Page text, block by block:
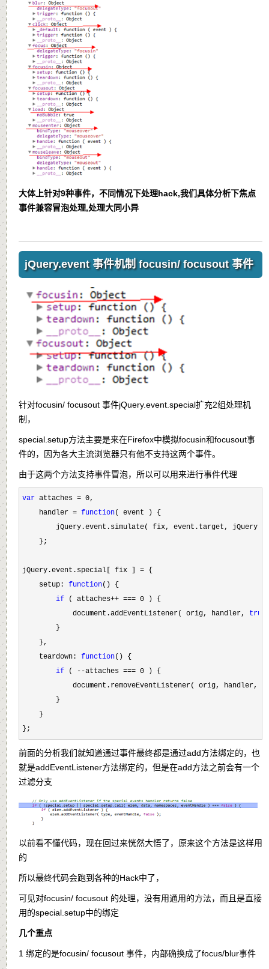
大体上针对9种事件，不同情况下处理hack,我们具体分析下焦点
事件兼容冒泡处理,处理大同小异
jQuery.event 事件机制 focusin/ focusout 事件
针对focusin/ focusout 事件jQuery.event.special扩充2组处理机
制，
special.setup方法主要是来在Firefox中模拟focusin和focusout事
件的，因为各大主流浏览器只有他不支持这两个事件。
由于这两个方法支持事件冒泡，所以可以用来进行事件代理
var attaches = 0,
    handler
= function( event ) {
jQuery.event.simulate( fix, event.target,
    };
jQuery.event.special[ fix ] = {
    setup:
function() {
if ( attaches++ === 0 ) {
            document.addEventListener( orig, handler,
true
        }
    },
    teardown:
function() {
if ( --attaches === 0 ) {
            document.removeEventListener( orig, handler,
        }
    }
};
前面的分析我们就知道通过事件最终都是通过add方法绑定的，也
就是addEventListener方法绑定的，但是在add方法之前会有一个
过滤分支
以前看不懂代码，现在回过来恍然大悟了，原来这个方法是这样用
的
所以最终代码会跑到各种的Hack中了，
可见对focusin/ focusout 的处理，没有用通用的方法，而且是直接
用的special.setup中的绑定
几个重点
1 绑定的是focusin/ focusout 事件，内部确换成了focus/blur事件